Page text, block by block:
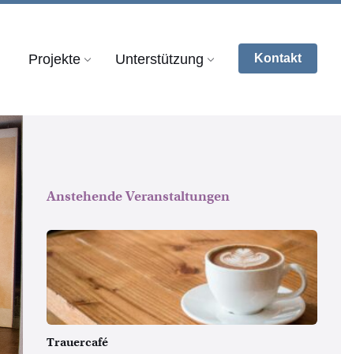
Projekte Unterstützung Kontakt
Anstehende Veranstaltungen
Copyright
by
Pexels
Trauercafé